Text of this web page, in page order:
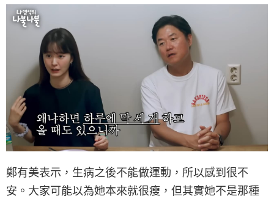
鄭有美表示，生病之後不能做運動，所以感到很不
安。大家可能以為她本來就很瘦，但其實她不是那種